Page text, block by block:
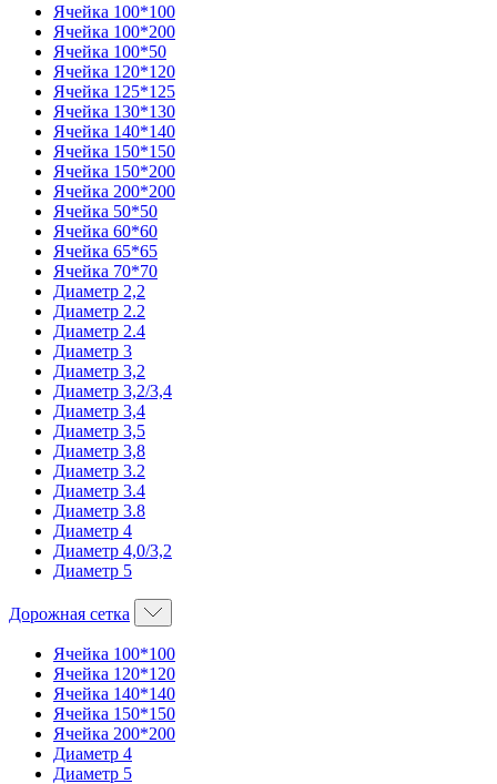
Ячейка 100*100
Ячейка 100*200
Ячейка 100*50
Ячейка 120*120
Ячейка 125*125
Ячейка 130*130
Ячейка 140*140
Ячейка 150*150
Ячейка 150*200
Ячейка 200*200
Ячейка 50*50
Ячейка 60*60
Ячейка 65*65
Ячейка 70*70
Диаметр 2,2
Диаметр 2.2
Диаметр 2.4
Диаметр 3
Диаметр 3,2
Диаметр 3,2/3,4
Диаметр 3,4
Диаметр 3,5
Диаметр 3,8
Диаметр 3.2
Диаметр 3.4
Диаметр 3.8
Диаметр 4
Диаметр 4,0/3,2
Диаметр 5
Дорожная сетка
Ячейка 100*100
Ячейка 120*120
Ячейка 140*140
Ячейка 150*150
Ячейка 200*200
Диаметр 4
Диаметр 5